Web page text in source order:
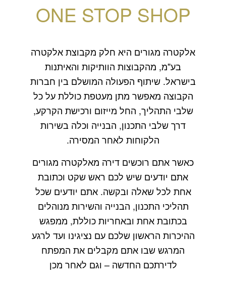
ONE STOP SHOP
אלקטרה מגורים היא חלק מקבוצת אלקטרה
בע"מ, מהקבוצות הוותיקות והאיתנות
בישראל. שיתוף הפעולה המושלם בין חברות
הקבוצה מאפשר מתן מעטפת כוללת על כל
שלבי התהליך, החל מייזום ורכישת הקרקע,
דרך שלבי התכנון, הבנייה וכלה בשירות
הלקוחות לאחר המסירה.
כאשר אתם רוכשים דירה מאלקטרה מגורים
אתם יודעים שיש לכם ראש שקט וכתובת
אחת לכל שאלה ובקשה. אתם יודעים שכל
תהליכי התכנון, הבנייה והשירות מנוהלים
בכתובת אחת ובאחריות כוללת, ממפגש
ההיכרות הראשון שלכם עם נציגינו ועד לרגע
המרגש שבו אתם מקבלים את המפתח
לדירתכם החדשה – וגם לאחר מכן